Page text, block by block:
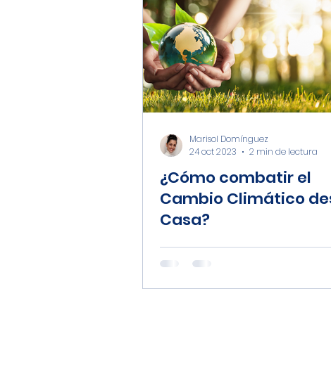
Recordando a Nuestra
Ciudadanía y Entorno Social
¿Cómo combatir el
Cambio Climático
Casa?
Marisol Domínguez
24 oct 2023
2 min de lectura